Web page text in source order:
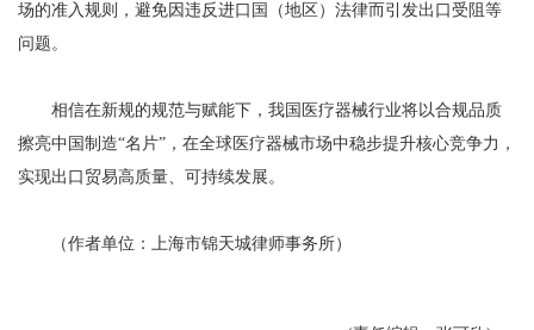
场的准入规则，避免因违反进口国（地区）法律而引发出口受阻等
问题。
相信在新规的规范与赋能下，我国医疗器械行业将以合规品质
擦亮中国制造“名片”，在全球医疗器械市场中稳步提升核心竞争力，
实现出口贸易高质量、可持续发展。
（作者单位：上海市锦天城律师事务所）